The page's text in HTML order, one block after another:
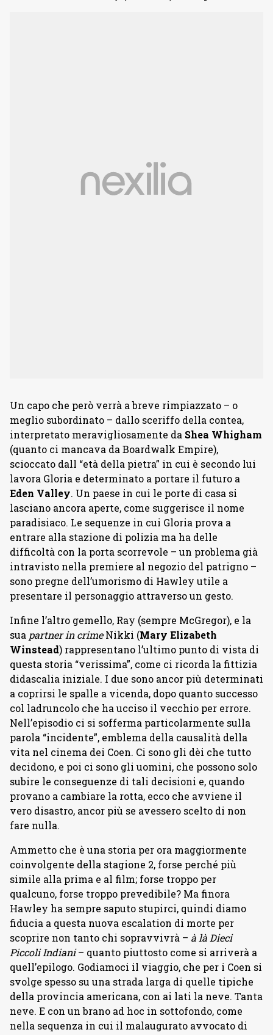
Un capo che però verrà a breve rimpiazzato – o
meglio subordinato – dallo sceriffo della contea,
interpretato meravigliosamente da Shea Whigham
(quanto ci mancava da Boardwalk Empire),
scioccato dall “età della pietra” in cui è secondo lui
lavora Gloria e determinato a portare il futuro a
Eden Valley. Un paese in cui le porte di casa si
lasciano ancora aperte, come suggerisce il nome
paradisiaco. Le sequenze in cui Gloria prova a
entrare alla stazione di polizia ma ha delle
difficoltà con la porta scorrevole – un problema già
intravisto nella premiere al negozio del patrigno –
sono pregne dell’umorismo di Hawley utile a
presentare il personaggio attraverso un gesto.
Infine l’altro gemello, Ray (sempre McGregor), e la
sua partner in crimeNikki (Mary Elizabeth
Winstead) rappresentano l’ultimo punto di vista di
questa storia “verissima”, come ci ricorda la fittizia
didascalia iniziale. I due sono ancor più determinati
a coprirsi le spalle a vicenda, dopo quanto successo
col ladruncolo che ha ucciso il vecchio per errore.
Nell’episodio ci si sofferma particolarmente sulla
parola “incidente”, emblema della causalità della
vita nel cinema dei Coen. Ci sono gli dèi che tutto
decidono, e poi ci sono gli uomini, che possono solo
subire le conseguenze di tali decisioni e, quando
provano a cambiare la rotta, ecco che avviene il
vero disastro, ancor più se avessero scelto di non
fare nulla.
Ammetto che è una storia per ora maggiormente
coinvolgente della stagione 2, forse perché più
simile alla prima e al film; forse troppo per
qualcuno, forse troppo prevedibile? Ma finora
Hawley ha sempre saputo stupirci, quindi diamo
fiducia a questa nuova escalation di morte per
scoprire non tanto chi sopravvivrà – à là Dieci
Piccoli Indiani– quanto piuttosto come si arriverà a
quell’epilogo. Godiamoci il viaggio, che per i Coen si
svolge spesso su una strada larga di quelle tipiche
della provincia americana, con ai lati la neve. Tanta
neve. E con un brano ad hoc in sottofondo, come
nella sequenza in cui il malaugurato avvocato di